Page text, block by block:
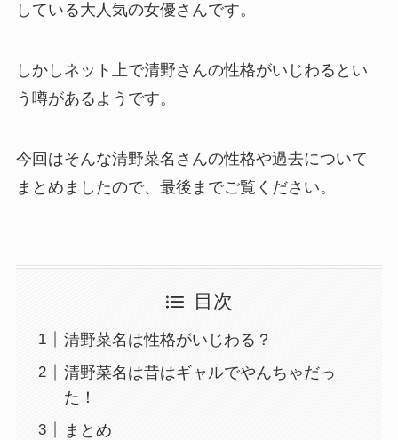
している大人気の女優さんです。
しかしネット上で清野さんの性格がいじわるとい
う噂があるようです。
今回はそんな清野菜名さんの性格や過去について
まとめましたので、最後までご覧ください。
目次
清野菜名は性格がいじわる？
清野菜名は昔はギャルでやんちゃだっ
た！
まとめ